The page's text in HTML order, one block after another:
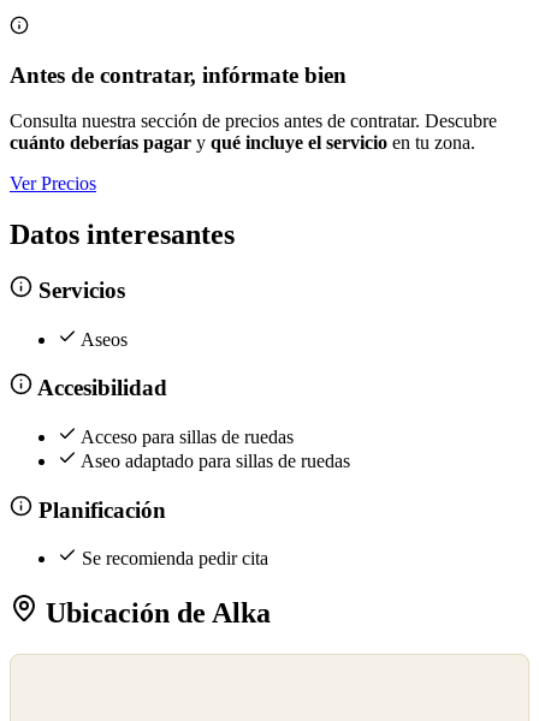
Antes de contratar, infórmate bien
Consulta nuestra sección de precios antes de contratar. Descubre
cuánto deberías pagar y qué incluye el servicio en tu zona.
Ver Precios
Datos interesantes
Servicios
Aseos
Accesibilidad
Acceso para sillas de ruedas
Aseo adaptado para sillas de ruedas
Planificación
Se recomienda pedir cita
Ubicación de Alka